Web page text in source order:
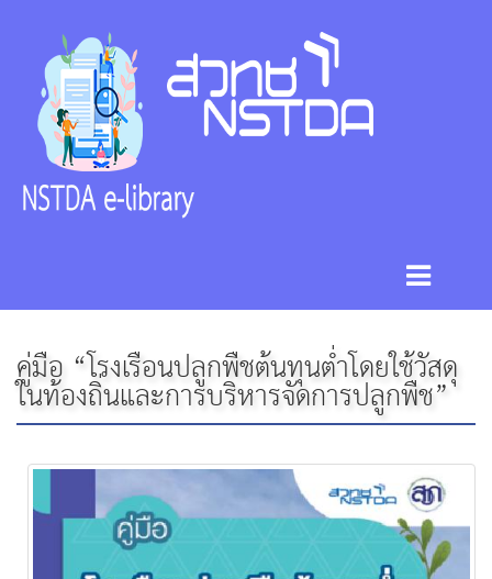
คู่มือ “โรงเรือนปลูกพืชต้นทุนต่ำโดยใช้วัสดุ
ในท้องถิ่นและการบริหารจัดการปลูกพืช”